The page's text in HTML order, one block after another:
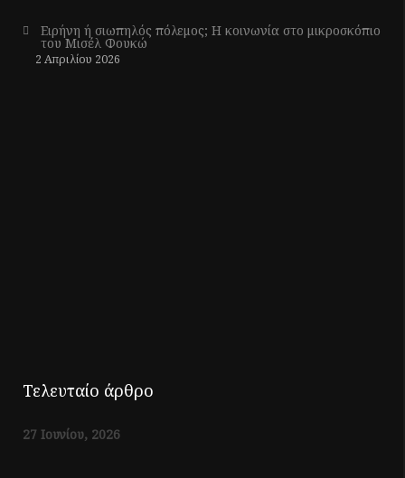
Ειρήνη ή σιωπηλός πόλεμος; Η κοινωνία στο μικροσκόπιο
του Μισέλ Φουκώ
2 Απριλίου 2026
Τελευταίο άρθρο
27 Ιουνίου, 2026